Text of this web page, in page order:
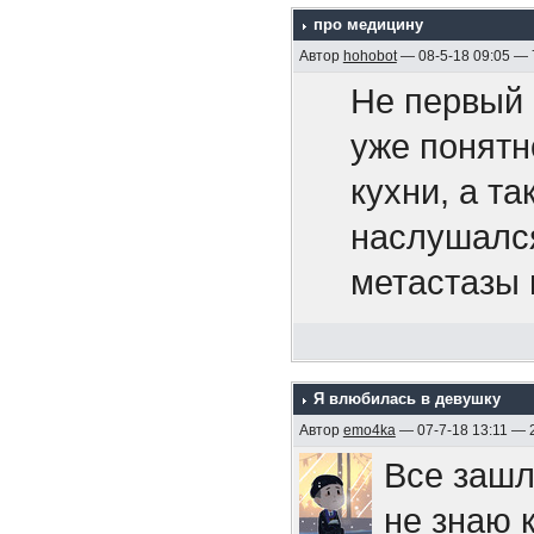
105-мм
После
четыре
был
двойную, с
правом
случаев
Припев.
И если
то не
себе мы
своей
Припев.
https://
-
и входят в
Боюсь,
поэтому
парте.
про медицину
Автор hohobot— 08-5-18 09:05 —
Не первый
уже
кухни, а
метастазы
У меня
ему
Я влюбилась в девушку
Автор emo4ka— 07-7-18 13:11 —
Все
не знаю